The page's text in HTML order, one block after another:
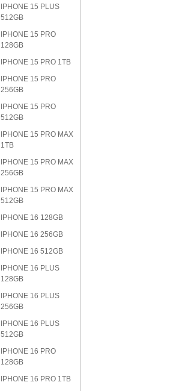
IPHONE 15 PLUS
512GB
IPHONE 15 PRO
128GB
IPHONE 15 PRO 1TB
IPHONE 15 PRO
256GB
IPHONE 15 PRO
512GB
IPHONE 15 PRO MAX
1TB
IPHONE 15 PRO MAX
256GB
IPHONE 15 PRO MAX
512GB
IPHONE 16 128GB
IPHONE 16 256GB
IPHONE 16 512GB
IPHONE 16 PLUS
128GB
IPHONE 16 PLUS
256GB
IPHONE 16 PLUS
512GB
IPHONE 16 PRO
128GB
IPHONE 16 PRO 1TB